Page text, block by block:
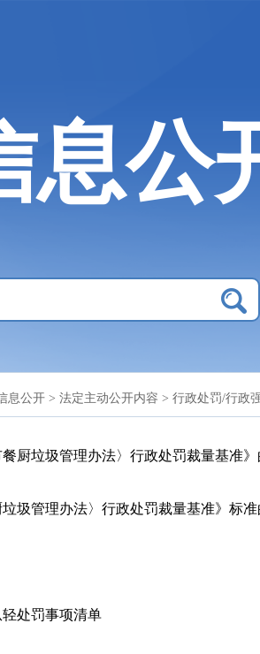
息公
息公开 > 法定主动公开内容 > 行政处罚/行政
管理办法〉行政处罚裁量基准》的通知（三城管规（
圾管理办法〉行政处罚裁量基准》标
处罚事项清单